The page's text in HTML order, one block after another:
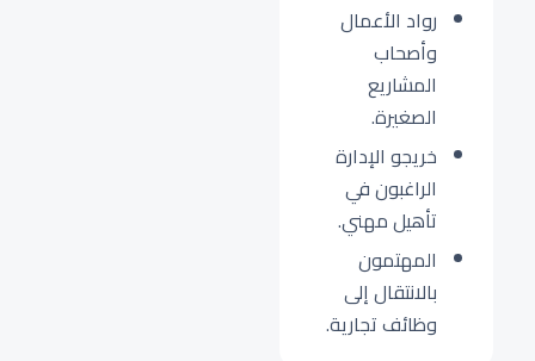
رواد الأعمال
وأصحاب
المشاريع
الصغيرة.
خريجو الإدارة
الراغبون في
تأهيل مهني.
المهتمون
بالانتقال إلى
وظائف تجارية.